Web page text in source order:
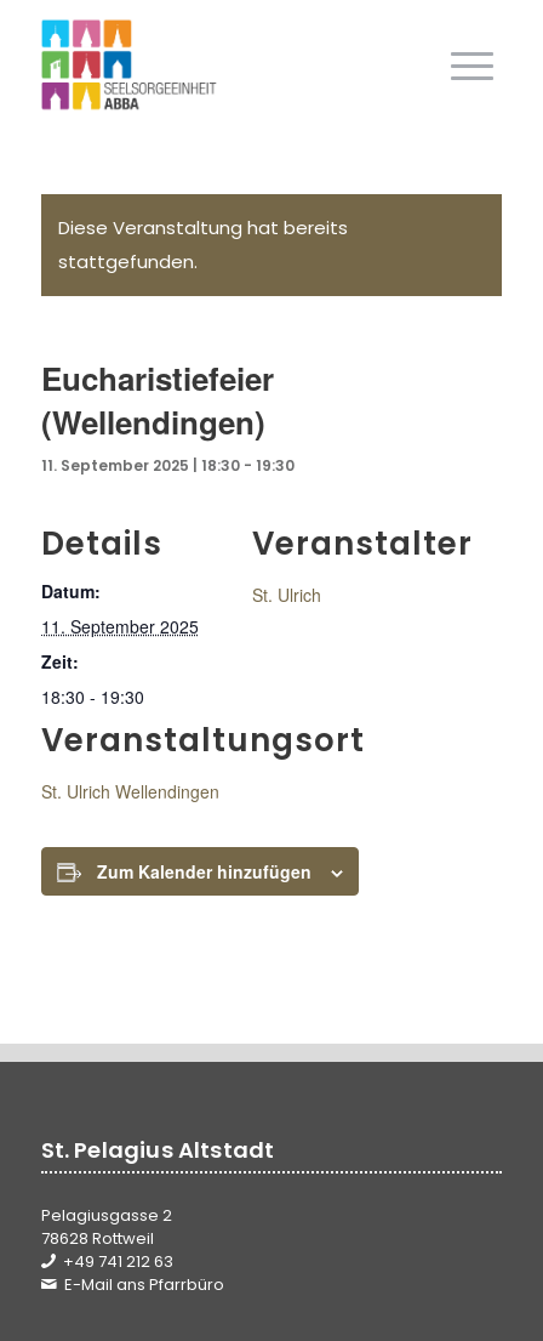
Diese Veranstaltung hat bereits
stattgefunden.
Eucharistiefeier
(Wellendingen)
11. September 2025 | 18:30- 19:30
Details
Datum:
11. September 2025
Zeit:
18:30 - 19:30
Veranstaltungsort
St. Ulrich Wellendingen
Veranstalter
St. Ulrich
Zum Kalender hinzufügen
St. Pelagius Altstadt
Pelagiusgasse 2
78628 Rottweil
+49 741 212 63
E-Mail ans Pfarrbüro